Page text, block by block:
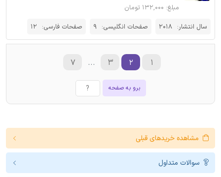
مبلغ: ۱۳۲,۰۰۰ تومان
سال انتشار: 2018 صفحات انگلیسی: 9 صفحات فارسی: 12
برو به صفحه
۱ ۲ ۳ ... ۷
مشاهده خریدهای قبلی
سوالات متداول